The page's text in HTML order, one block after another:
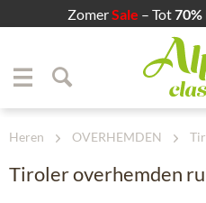
ZomerSale – Tot70%
Zum
Heren OVERHEMDEN
Tiroler overhemden